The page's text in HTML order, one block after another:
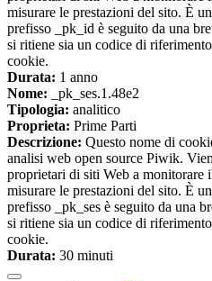
misurare le prestazioni del sito. È
prefisso _pk_id è seguito da una
si ritiene sia un codice di
cookie.
Durata: 1 anno
Nome: _pk_ses.1.48e2
Tipologia: analitico
Proprieta: Prime Parti
Descrizione: Questo nome di
analisi web open source Piwik.
proprietari di siti Web a monitorare
misurare le prestazioni del sito. È
prefisso _pk_ses è seguito da una
si ritiene sia un codice di
cookie.
Durata: 30 minuti